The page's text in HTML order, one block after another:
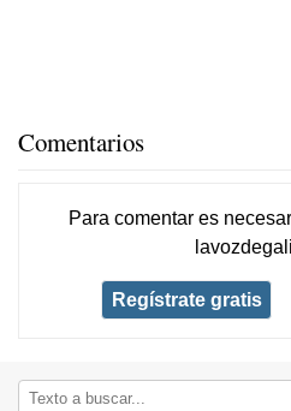
Comentarios
Para comentar es
Regístrate gratis